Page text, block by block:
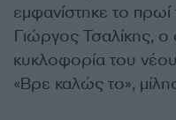
εμφανίστηκε το
Γιώργος Τσαλίκης,
κυκλοφορία του
«Βρε καλώς το»,